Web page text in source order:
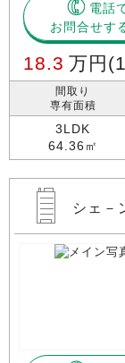
電話
お問合せす
18.3 万円
間取り
専有面積
3LDK
64.36㎡
シェ